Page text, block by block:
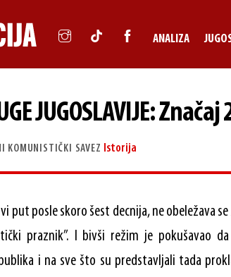
ANALIZA
JUGOSLAVIJE:
KOMUNISTIČKI SAVEZ Istorija
put posle skoro šest decnija, ne obeležava
praznik”. I bivši režim je pokušavao
i na sve što su predstavljali tada